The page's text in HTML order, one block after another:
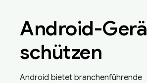
Android-
schützen
Android bietet branchenführende